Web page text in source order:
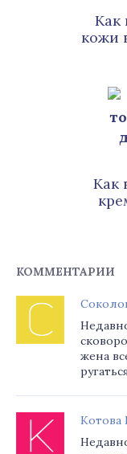
Как
кожи
Как
КОММЕНТАРИИ
жена
Котова